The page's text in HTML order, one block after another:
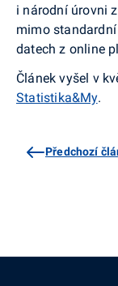
i národní úrovni
mimo
datech z online
Článek vyšel v
Statistika&My.
Předchozí